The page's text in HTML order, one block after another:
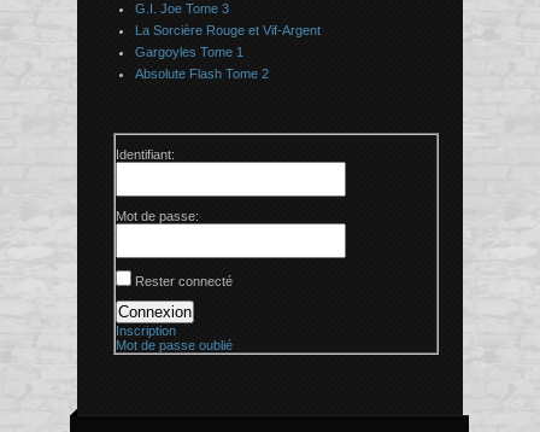
G.I. Joe Tome 3
La Sorcière Rouge et Vif-Argent
Gargoyles Tome 1
Absolute Flash Tome 2
Identifiant:
Mot de passe:
Rester connecté
Connexion
Inscription
Mot de passe oublié